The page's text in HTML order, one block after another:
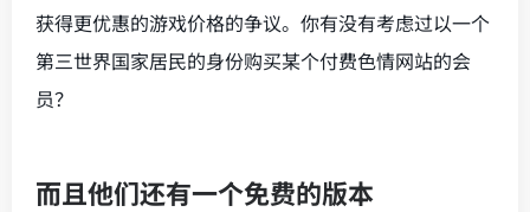
获得更优惠的游戏价格的争议。你有没有考虑过以一个
第三世界国家居民的身份购买某个付费色情网站的会
员？
而且他们还有一个免费的版本